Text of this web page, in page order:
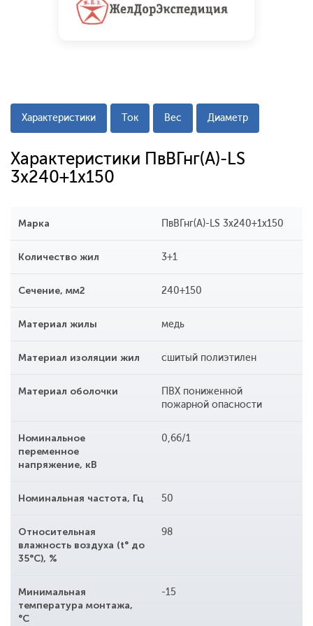
Характеристики Ток Вес Диаметр
Характеристики ПвВГнг(A)-LS
3x240+1x150
Марка ПвВГнг(A)-LS 3x240+1x150
Количество жил 3+1
Сечение, мм2 240+150
Материал жилы медь
Материал изоляции жил сшитый полиэтилен
Материал оболочки
ПВХ пониженной
пожарной опасности
Номинальное
переменное
напряжение, кВ
0,66/1
Номинальная частота, Гц 50
Относительная
влажность воздуха (t° до
35°С), %
98
Минимальная
температура монтажа,
°С
-15